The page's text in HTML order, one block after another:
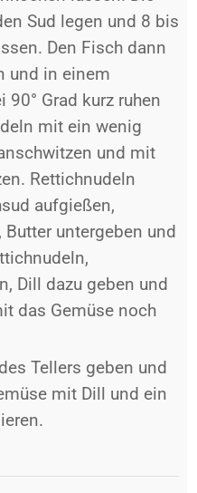
Sud legen und 8 bis
Den Fisch dann
und in einem
Grad kurz ruhen
mit ein wenig
und mit
Rettichnudeln
aufgießen,
untergeben und
Dill dazu geben und
das Gemüse noch
Tellers geben und
mit Dill und ein